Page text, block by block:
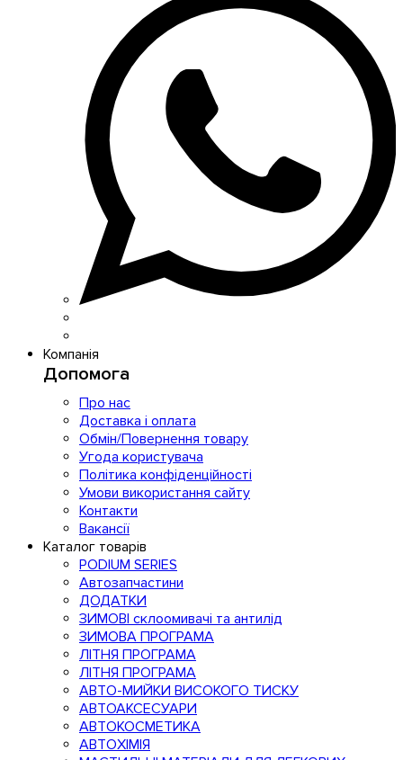
Компанія
Допомога
Про нас
Доставка і оплата
Обмін/Повернення товару
Угода користувача
Політика конфіденційності
Умови використання сайту
Контакти
Вакансії
Каталог товарів
PODIUM SERIES
Автозапчастини
ДОДАТКИ
ЗИМОВІ склоомивачі та антилід
ЗИМОВА ПРОГРАМА
ЛІТНЯ ПРОГРАМА
ЛІТНЯ ПРОГРАМА
АВТО-МИЙКИ ВИСОКОГО ТИСКУ
АВТОАКСЕСУАРИ
АВТОКОСМЕТИКА
АВТОХІМІЯ